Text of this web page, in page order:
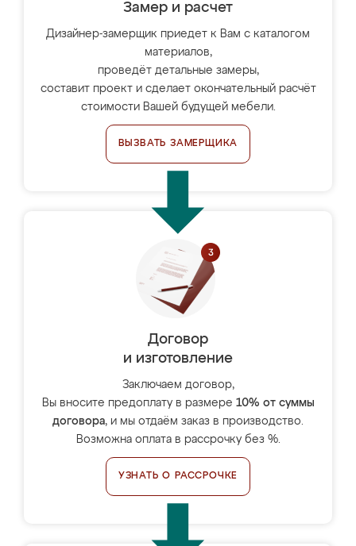
Замер и расчет
Дизайнер-замерщик приедет к Вам с каталогом
материалов,
проведёт детальные замеры,
составит проект и сделает окончательный расчёт
стоимости Вашей будущей мебели.
ВЫЗВАТЬ ЗАМЕРЩИКА
Договор
и изготовление
Заключаем договор,
Вы вносите предоплату в размере 10% от суммы
договора, и мы отдаём заказ в производство.
Возможна оплата в рассрочку без %.
УЗНАТЬ О РАССРОЧКЕ